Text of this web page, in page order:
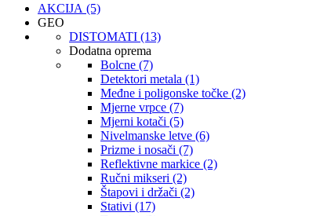
AKCIJA (5)
GEO
DISTOMATI (13)
Dodatna oprema
Bolcne (7)
Detektori metala (1)
Međne i poligonske točke (2)
Mjerne vrpce (7)
Mjerni kotači (5)
Nivelmanske letve (6)
Prizme i nosači (7)
Reflektivne markice (2)
Ručni mikseri (2)
Štapovi i držači (2)
Stativi (17)